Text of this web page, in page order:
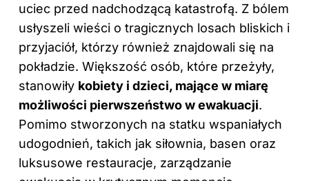
uciec przed nadchodzącą katastrofą. Z bólem
usłyszeli wieści o tragicznych losach bliskich i
przyjaciół, którzy również znajdowali się na
pokładzie. Większość osób, które przeżyły,
stanowiły kobiety i dzieci, mające w miarę
możliwości pierwszeństwo w ewakuacji.
Pomimo stworzonych na statku wspaniałych
udogodnień, takich jak siłownia, basen oraz
luksusowe restauracje, zarządzanie